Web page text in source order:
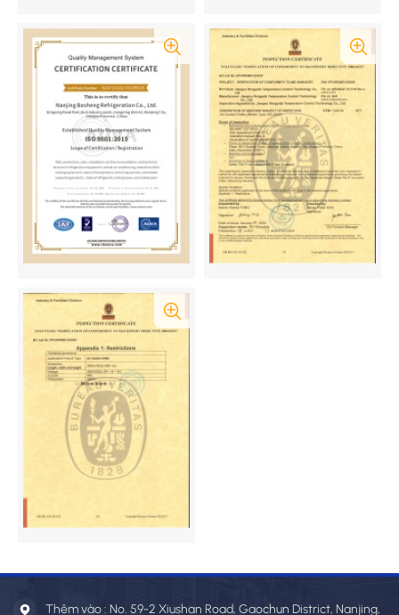
Thêm vào : No. 59-2 Xiushan Road, Gaochun District, Nanjing,